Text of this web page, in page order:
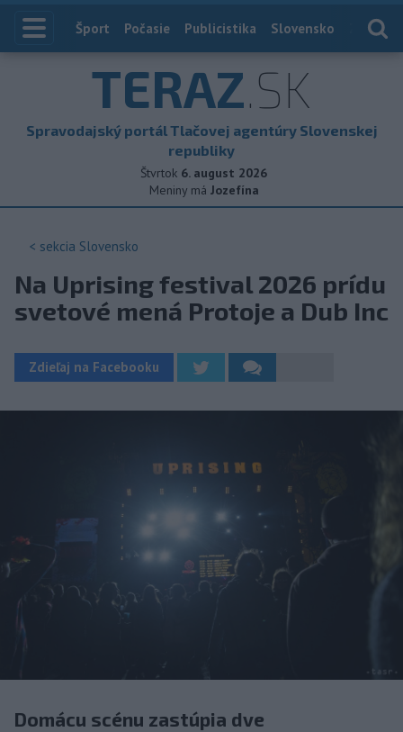
Index
Šport Počasie Publicistika Slovensko
TERAZ.SK
Spravodajský portál Tlačovej agentúry Slovenskej
republiky
Štvrtok 6. august 2026
Meniny má Jozefína
< sekcia Slovensko
Na Uprising festival 2026 prídu
svetové mená Protoje a Dub Inc
Zdieľaj na Facebooku
Domácu scénu zastúpia dve